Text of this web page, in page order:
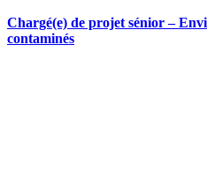
Chargé(e) de projet sénior –
contaminés